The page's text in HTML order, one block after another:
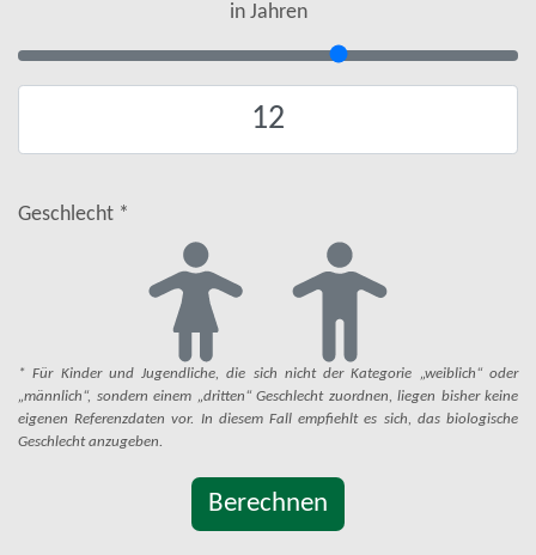
in Jahren
Geschlecht *
* Für Kinder und Jugendliche, die sich nicht der Kategorie „weiblich“ oder
„männlich“, sondern einem „dritten“ Geschlecht zuordnen, liegen bisher keine
eigenen Referenzdaten vor. In diesem Fall empfiehlt es sich, das biologische
Geschlecht anzugeben.
Berechnen